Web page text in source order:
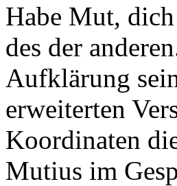
Habe Mut, dich
des der
Aufklärung
erweiterten
Koordinaten
Mutius im